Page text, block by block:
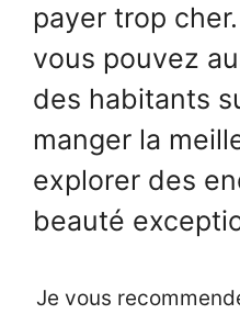
payer trop
vous pouvez
des habitants
manger la
explorer des
beauté
Je vous